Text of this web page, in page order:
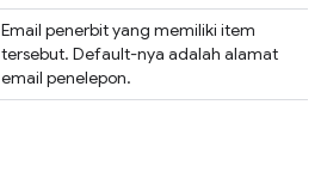
Email penerbit yang memiliki item
tersebut. Default-nya adalah alamat
email penelepon.